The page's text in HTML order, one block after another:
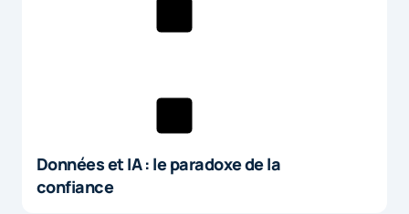
Données et IA : le paradoxe de la
confiance